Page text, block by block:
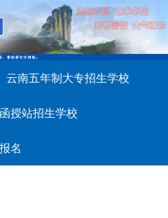
云南五年制大专招生学校
授站招生学校
名